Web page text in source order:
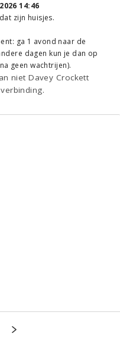
14:46
zijn huisjes.
ga 1 avond naar de
dagen kun je dan op
geen wachtrijen).
niet Davey Crockett